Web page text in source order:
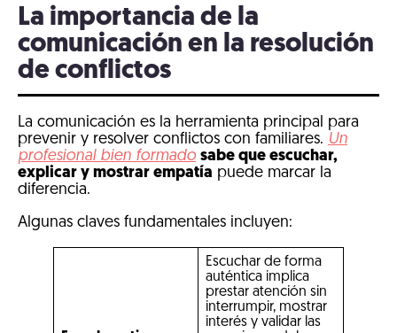
La importancia de la
comunicación en la resolución
de conflictos
La comunicación es la herramienta principal para
prevenir y resolver conflictos con familiares. Un
profesional bien formado sabe que escuchar,
explicar y mostrar empatía puede marcar la
diferencia.
Algunas claves fundamentales incluyen:
Escuchar de forma
auténtica implica
prestar atención sin
interrumpir, mostrar
interés y validar las